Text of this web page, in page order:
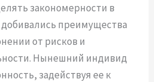
закономерности в
преимущества
от рисков и
Нынешний индивид
задействуя ее к